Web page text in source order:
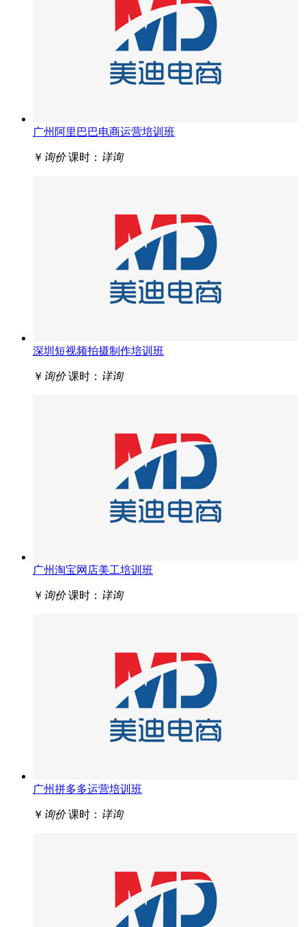
广州阿里巴巴电商运营培训班
￥ 询价 课时： 详询
深圳短视频拍摄制作培训班
￥ 询价 课时： 详询
广州淘宝网店美工培训班
￥ 询价 课时： 详询
广州拼多多运营培训班
￥ 询价 课时： 详询